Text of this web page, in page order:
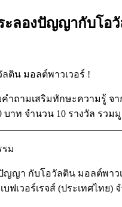
ลองปัญญากับโอ
ติน มอลต์พาวเวอร์ !
ำถามเสริมทักษะความรู้ จ
บาท จำนวน 10 รางวัล รว
รม
ญา กับโอวัลติน มอลต์พาว
ฟเวอร์เรจส์ (ประเทศไทย)